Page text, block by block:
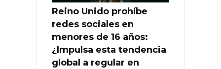
Reino Unido prohíbe
redes sociales en
menores de 16 años:
¿Impulsa esta tendencia
global a regular en